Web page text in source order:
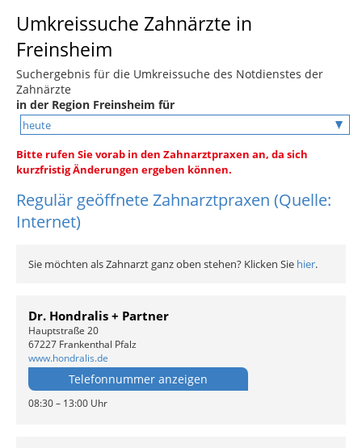
Umkreissuche Zahnärzte in
Freinsheim
Suchergebnis für die Umkreissuche des Notdienstes der
Zahnärzte
in der Region Freinsheim für
Bitte rufen Sie vorab in den Zahnarztpraxen an, da sich
kurzfristig Änderungen ergeben können.
Regulär geöffnete Zahnarztpraxen (Quelle:
Internet)
Sie möchten als Zahnarzt ganz oben stehen? Klicken Sie hier.
Dr. Hondralis + Partner
Hauptstraße 20
67227 Frankenthal Pfalz
www.hondralis.de
Telefonnummer anzeigen
08:30 – 13:00 Uhr